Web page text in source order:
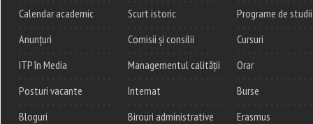
Calendar academic
Anunțuri
ITP în Media
Posturi vacante
Bloguri
Scurt istoric
Comisii și consilii
Managementul calității
Internat
Birouri administrative
Programe de studii
Cursuri
Orar
Burse
Erasmus